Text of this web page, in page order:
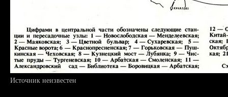
Источник неизвестен